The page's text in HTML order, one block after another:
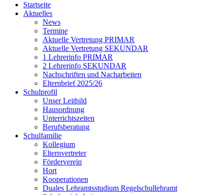
Startseite
Aktuelles
News
Termine
Aktuelle Vertretung PRIMAR
Aktuelle Vertretung SEKUNDAR
1 Lehrerinfo PRIMAR
2 Lehrerinfo SEKUNDAR
Nachschriften und Nacharbeiten
Elternbrief 2025/26
Schulprofil
Unser Leitbild
Hausordnung
Unterrichtszeiten
Berufsberatung
Schulfamilie
Kollegium
Elternvertreter
Förderverein
Hort
Kooperationen
Duales Lehramtsstudium Regelschullehramt